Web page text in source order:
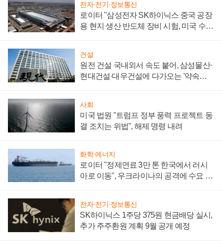
전자·전기·정보통신
로이터 "삼성전자 SK하이닉스 중국 공장
용 현지 생산 반도체 장비 시험, 미국 수출
건설
원전 건설 국내외서 속도 붙어, 삼성물산·
현대건설·대우건설에 다가오는 '약속의
사회
미국 법원 "트럼프 정부 풍력 프로젝트 동
결 조치는 위법", 해제 명령 내려
화학·에너지
로이터 "정제연료 3만 톤 한국에서 러시
아로 이동", 우크라이나의 공격에 수요 늘
전자·전기·정보통신
SK하이닉스 1주당 375원 현금배당 실시,
추가 주주환원 계획 9월 공개 예정